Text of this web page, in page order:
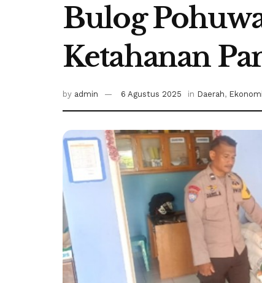
Bulog
Ketahanan
by admin 6 Agustus 2025 in Daerah, Ekonomi